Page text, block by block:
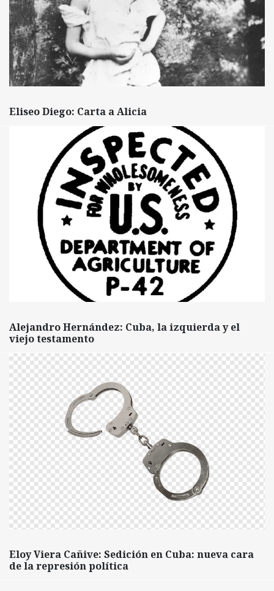
Eliseo Diego: Carta a Alicia
Alejandro Hernández: Cuba, la izquierda y el
viejo testamento
Eloy Viera Cañive: Sedición en Cuba: nueva cara
de la represión política